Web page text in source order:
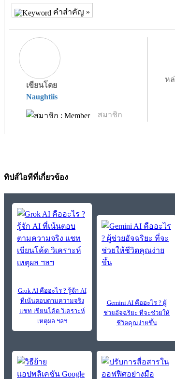
คำสำคัญ »
เขียนโดย
Naughtiis
สมาชิก
ห
ทิปส์ไอทีที่เกี่ยวข้อง
Grok AI คืออะไร ? รู้จัก AI
ที่เน้นตอบตามความจริง
แชท เขียนโค้ด วิเคราะห์
เหตุผล ฯลฯ
Gemini AI คืออะไร ? ผู้
ช่วยอัจฉริยะ ที่จะช่วยให้
ชีวิตคุณง่ายขึ้น